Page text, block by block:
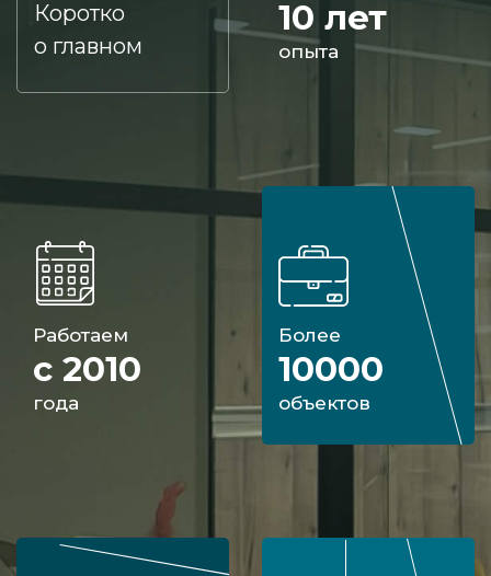
Коротко
о главном
10 лет
опыта
Работаем
с 2010
года
Более
10000
объектов